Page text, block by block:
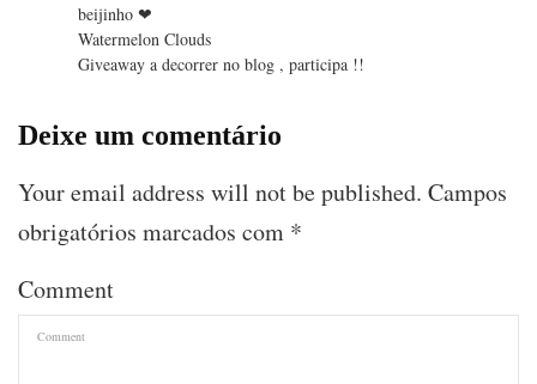
beijinho ❤
Watermelon Clouds
Giveaway a decorrer no blog , participa !!
Deixe um comentário
Your email address will not be published. Campos
obrigatórios marcados com *
Comment